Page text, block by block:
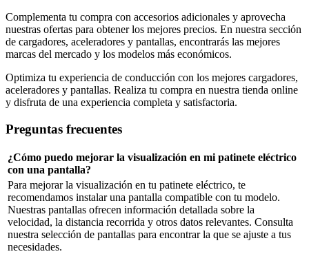
Complementa tu compra con accesorios adicionales y aprovecha
nuestras ofertas para obtener los mejores precios. En nuestra sección
de cargadores, aceleradores y pantallas, encontrarás las mejores
marcas del mercado y los modelos más económicos.
Optimiza tu experiencia de conducción con los mejores cargadores,
aceleradores y pantallas. Realiza tu compra en nuestra tienda online
y disfruta de una experiencia completa y satisfactoria.
Preguntas frecuentes
¿Cómo puedo mejorar la visualización en mi patinete eléctrico
con una pantalla?
Para mejorar la visualización en tu patinete eléctrico, te
recomendamos instalar una pantalla compatible con tu modelo.
Nuestras pantallas ofrecen información detallada sobre la
velocidad, la distancia recorrida y otros datos relevantes. Consulta
nuestra selección de pantallas para encontrar la que se ajuste a tus
necesidades.